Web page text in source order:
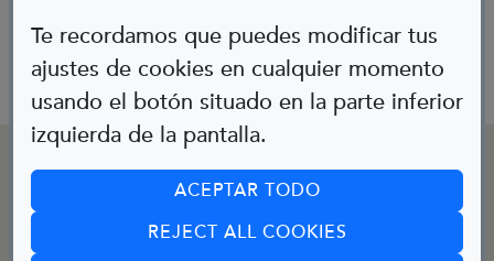
Te recordamos que puedes modificar tus
ajustes de cookies en cualquier momento
usando el botón situado en la parte inferior
izquierda de la pantalla.
ACEPTAR TODO
REJECT ALL COOKIES
KONTAKTUA
Posta elektronikoa: